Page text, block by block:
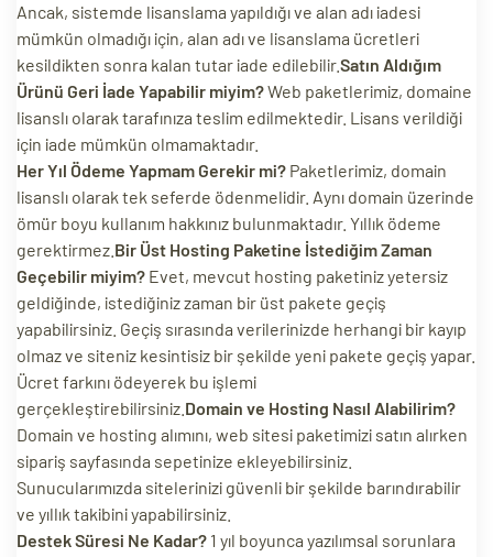
Ancak, sistemde lisanslama yapıldığı ve alan adı iadesi
mümkün olmadığı için, alan adı ve lisanslama ücretleri
kesildikten sonra kalan tutar iade edilebilir.Satın Aldığım
Ürünü Geri İade Yapabilir miyim?Web paketlerimiz, domaine
lisanslı olarak tarafınıza teslim edilmektedir. Lisans verildiği
için iade mümkün olmamaktadır.
Her Yıl Ödeme Yapmam Gerekir mi? Paketlerimiz, domain
lisanslı olarak tek seferde ödenmelidir. Aynı domain üzerinde
ömür boyu kullanım hakkınız bulunmaktadır. Yıllık ödeme
gerektirmez. Bir Üst Hosting Paketine İstediğim Zaman
Geçebilir miyim? Evet, mevcut hosting paketiniz yetersiz
geldiğinde, istediğiniz zaman bir üst pakete geçiş
yapabilirsiniz. Geçiş sırasında verilerinizde herhangi bir kayıp
olmaz ve siteniz kesintisiz bir şekilde yeni pakete geçiş yapar.
Ücret farkını ödeyerek bu işlemi
gerçekleştirebilirsiniz. Domain ve Hosting Nasıl Alabilirim?
Domain ve hosting alımını, web sitesi paketimizi satın alırken
sipariş sayfasında sepetinize ekleyebilirsiniz.
Sunucularımızda sitelerinizi güvenli bir şekilde barındırabilir
ve yıllık takibini yapabilirsiniz.
Destek Süresi Ne Kadar? 1 yıl boyunca yazılımsal sorunlara